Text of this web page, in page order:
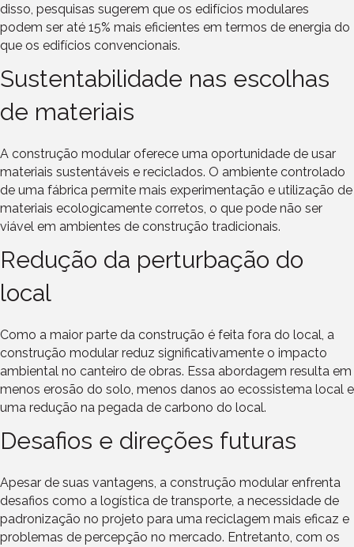
disso, pesquisas sugerem que os edifícios modulares
podem ser até 15% mais eficientes em termos de energia do
que os edifícios convencionais.
Sustentabilidade nas escolhas
de materiais
A construção modular oferece uma oportunidade de usar
materiais sustentáveis e reciclados. O ambiente controlado
de uma fábrica permite mais experimentação e utilização de
materiais ecologicamente corretos, o que pode não ser
viável em ambientes de construção tradicionais.
Redução da perturbação do
local
Como a maior parte da construção é feita fora do local, a
construção modular reduz significativamente o impacto
ambiental no canteiro de obras. Essa abordagem resulta em
menos erosão do solo, menos danos ao ecossistema local e
uma redução na pegada de carbono do local.
Desafios e direções futuras
Apesar de suas vantagens, a construção modular enfrenta
desafios como a logística de transporte, a necessidade de
padronização no projeto para uma reciclagem mais eficaz e
problemas de percepção no mercado. Entretanto, com os